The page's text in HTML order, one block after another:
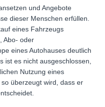
und Angebote
dieser Menschen erfüllen.
eines Fahrzeugs
Abo- oder
eines Autohauses deutlich
ist es nicht ausgeschlossen,
Nutzung eines
überzeugt wird, dass er